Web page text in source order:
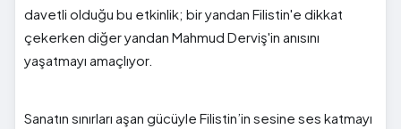
davetli olduğu bu etkinlik; bir yandan Filistin'e dikkat
çekerken diğer yandan Mahmud Derviş'in anısını
yaşatmayı amaçlıyor.
Sanatın sınırları aşan gücüyle Filistin’in sesine ses katmayı